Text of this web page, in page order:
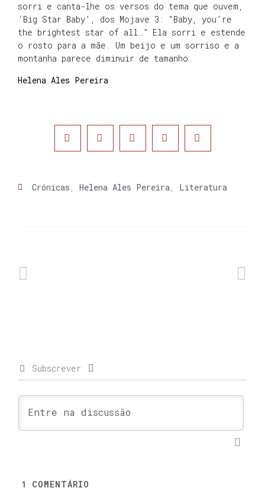
sorri e canta-lhe os versos do tema que ouvem,
‘Big Star Baby’, dos Mojave 3: “Baby, you’re
the brightest star of all…” Ela sorri e estende
o rosto para a mãe. Um beijo e um sorriso e a
montanha parece diminuir de tamanho.
Helena Ales Pereira
Crónicas , Helena Ales Pereira, Literatura
Subscrever
1 COMENTÁRIO